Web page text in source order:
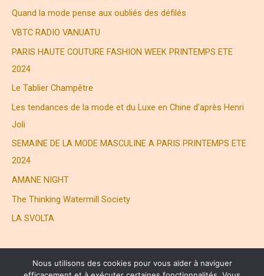
h
Quand la mode pense aux oubliés des défilés
VBTC RADIO VANUATU
PARIS HAUTE COUTURE FASHION WEEK PRINTEMPS ETE
2024
Le Tablier Champêtre
Les tendances de la mode et du Luxe en Chine d’après Henri
Joli
SEMAINE DE LA MODE MASCULINE A PARIS PRINTEMPS ETE
2024
AMANE NIGHT
The Thinking Watermill Society
LA SVOLTA
Nous utilisons des cookies pour vous aider à naviguer